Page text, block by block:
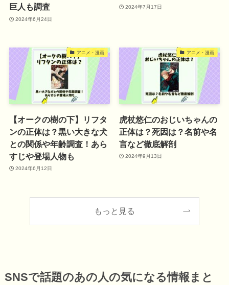
巨人も調査
2024年6月24日
2024年7月17日
アニメ・漫画
【オークの樹の下】リフタ
ンの正体は？黒い大きな犬
との関係や年齢調査！あら
すじや登場人物も
2024年6月12日
アニメ・漫画
虎杖悠仁のおじいちゃんの
正体は？死因は？名前や名
言など徹底解剖
2024年9月13日
もっと見る
SNSで話題のあの人の気になる情報まと